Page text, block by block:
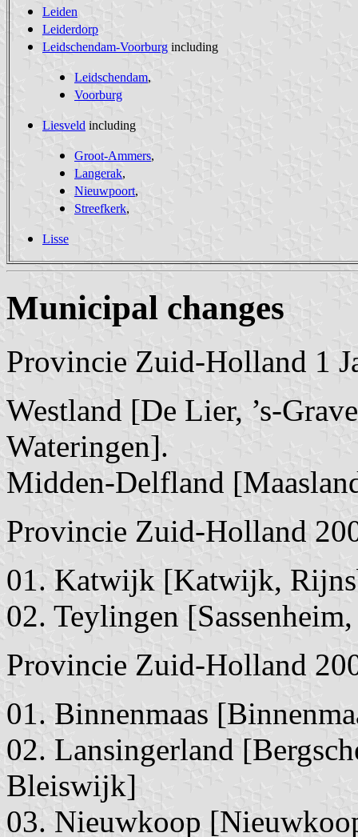
Leiden
Leiderdorp
Leidschendam-Voorburg including
Leidschendam,
Voorburg
Liesveld including
Groot-Ammers,
Langerak,
Nieuwpoort,
Streefkerk,
Lisse
Municipal changes
Provincie Zuid-Holland 1
Westland [De Lier, ’s-
Wateringen].
Midden-Delfland
Provincie Zuid-Holland
01. Katwijk [Katwijk,
02. Teylingen
Provincie Zuid-Holland
01. Binnenmaas
02. Lansingerland
Bleiswijk]
03. Nieuwkoop